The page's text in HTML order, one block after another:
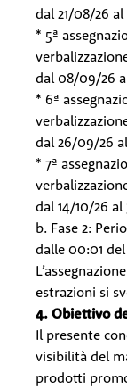
dal 21/08/26
* 5ª
dal 08/09/26
* 6ª
dal 26/09/26
* 7ª
dal 14/10/26 al
b. Fase 2:
dalle 00:01 del
estrazioni si
4. Obiettivo
Il presente
visibilità del
prodotti